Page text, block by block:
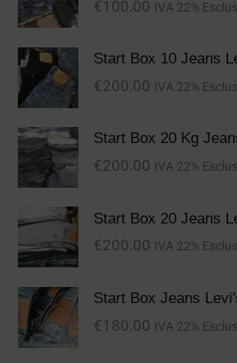
€ 100.00 IVA 22%
Start Box 10 Jeans
€200.00 IVA 22%
Start Box 20 Kg
€200.00 IVA 22%
Start Box 20 Jeans
€200.00 IVA 22%
Start Box Jeans
€ 180.00 IVA 22%